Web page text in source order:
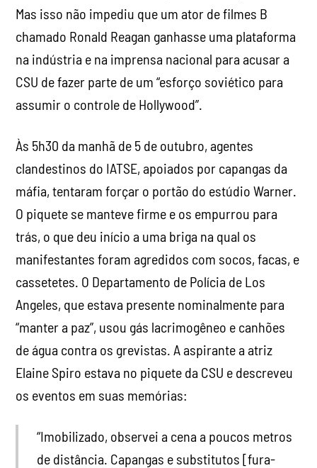
assumir o controle de Hollywood”.
Às 5h30 da manhã de 5 de outubro, agentes
clandestinos do IATSE, apoiados por capangas da
máfia, tentaram forçar o portão do estúdio Warner.
O piquete se manteve firme e os empurrou para
trás, o que deu início a uma briga na qual os
manifestantes foram agredidos com socos, facas, e
cassetetes. O Departamento de Polícia de Los
Angeles, que estava presente nominalmente para
“manter a paz”, usou gás lacrimogêneo e canhões
de água contra os grevistas. A aspirante a atriz
Elaine Spiro estava no piquete da CSU e descreveu
os eventos em suas memórias:
“Imobilizado, observei a cena a poucos metros
de distância. Capangas e substitutos [fura-
greves] esmagando cabeças, rostos e corpos
homens; uma garota usando um capacete
branco e uma braçadeira com uma cruz